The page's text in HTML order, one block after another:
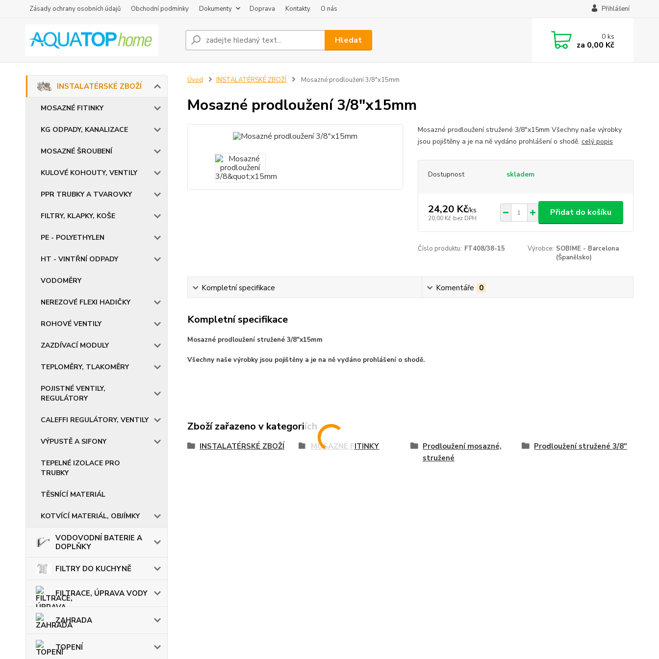
Zásady ochrany osobních údajů Obchodní podmínky Dokumenty Doprava Kontakty O nás Přihlášení
Hledat 0ks
za 0,00 Kč
INSTALATÉRSKÉ ZBOŽÍ
MOSAZNÉ FITINKY
KG ODPADY, KANALIZACE
MOSAZNÉ ŠROUBENÍ
KULOVÉ KOHOUTY, VENTILY
PPR TRUBKY A TVAROVKY
FILTRY, KLAPKY, KOŠE
PE - POLYETHYLEN
HT - VINTŘNÍ ODPADY
VODOMĚRY
NEREZOVÉ FLEXI HADIČKY
ROHOVÉ VENTILY
ZAZDÍVACÍ MODULY
TEPLOMĚRY, TLAKOMĚRY
POJISTNÉ VENTILY,
REGULÁTORY
CALEFFI REGULÁTORY, VENTILY
VÝPUSTĚ A SIFONY
TEPELNÉ IZOLACE PRO
TRUBKY
TĚSNÍCÍ MATERIÁL
KOTVÍCÍ MATERIÁL, OBJÍMKY
VODOVODNÍ BATERIE A
DOPLŇKY
FILTRY DO KUCHYNĚ
FILTRACE, ÚPRAVA VODY
ZAHRADA
TOPENÍ
Úvod INSTALATÉRSKÉ ZBOŽÍ Mosazné prodloužení 3/8"x15mm
Mosazné prodloužení 3/8"x15mm
Mosazné prodloužení stružené 3/8"x15mm Všechny naše výrobky
jsou pojištěny a je na ně vydáno prohlášení o shodě. celý popis
Dostupnost skladem
24,20 Kč/ks
20,00 Kč bez DPH
Přidat do košíku
Číslo produktu: FT408/38-15 Výrobce: SOBIME - Barcelona
(Španělsko)
Kompletní specifikace Komentáře 0
Kompletní specifikace
Mosazné prodloužení stružené 3/8"x15mm
Všechny naše výrobky jsou pojištěny a je na ně vydáno prohlášení o shodě.
Zboží zařazeno v kategoriích
INSTALATÉRSKÉ ZBOŽÍ MOSAZNÉ FITINKY
Prodloužení mosazné,
stružené
Prodloužení stružené 3/8"